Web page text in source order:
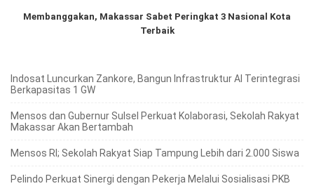
Membanggakan, Makassar Sabet Peringkat 3 Nasional Kota
Terbaik
Indosat Luncurkan Zankore, Bangun Infrastruktur AI Terintegrasi
Berkapasitas 1 GW
Mensos dan Gubernur Sulsel Perkuat Kolaborasi, Sekolah Rakyat
Makassar Akan Bertambah
Mensos RI; Sekolah Rakyat Siap Tampung Lebih dari 2.000 Siswa
Pelindo Perkuat Sinergi dengan Pekerja Melalui Sosialisasi PKB